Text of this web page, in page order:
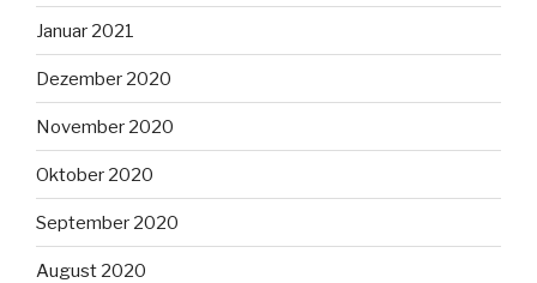
Januar 2021
Dezember 2020
November 2020
Oktober 2020
September 2020
August 2020